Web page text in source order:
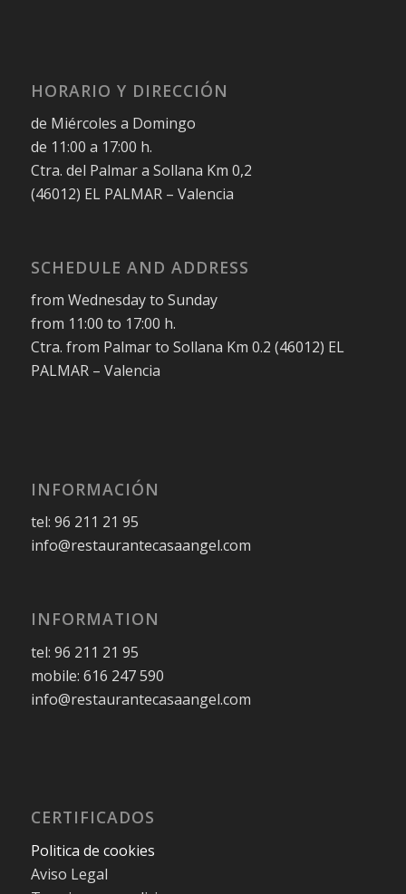
HORARIO Y DIRECCIÓN
de Miércoles a Domingo
de 11:00 a 17:00 h.
Ctra. del Palmar a Sollana Km 0,2
(46012) EL PALMAR – Valencia
SCHEDULE AND ADDRESS
from Wednesday to Sunday
from 11:00 to 17:00 h.
Ctra. from Palmar to Sollana Km 0.2 (46012) EL
PALMAR – Valencia
INFORMACIÓN
tel: 96 211 21 95
info@restaurantecasaangel.com
INFORMATION
tel: 96 211 21 95
mobile: 616 247 590
info@restaurantecasaangel.com
CERTIFICADOS
Politica de cookies
Aviso Legal